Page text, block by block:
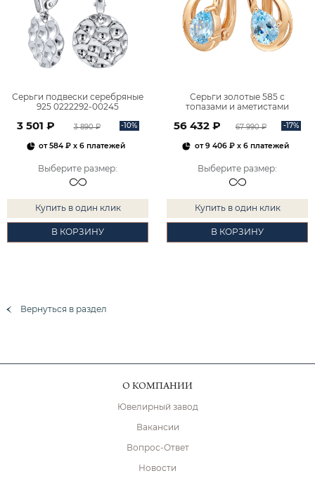
Серьги подвески серебряные
925 0222292-00245
3 501 ₽ 3 890 ₽ -10%
от584 ₽ x 6 платежей
Выберите размер:
Купить в один клик
В КОРЗИНУ
Серьги золотые 585 с
топазами и аметистами
56 432 ₽ 67 990 ₽ -17%
от9 406 ₽x 6 платежей
Выберите размер:
Купить в один клик
В КОРЗИНУ
Вернуться в раздел
О КОМПАНИИ
Ювелирный завод
Вакансии
Вопрос-Ответ
Новости